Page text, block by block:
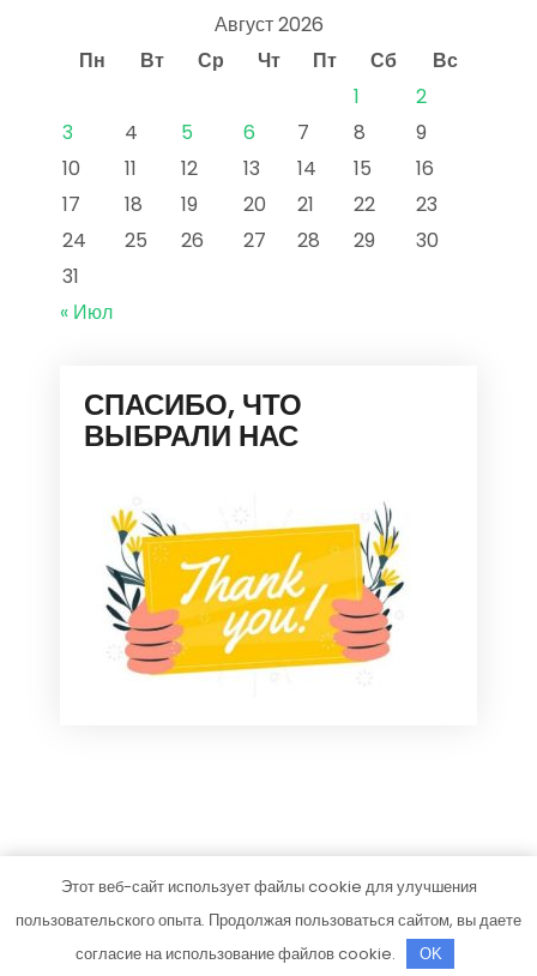
Август 2026
Пн
Вт Ср Чт Пт Сб
Вс
1
2
3
4 5 6 7 8
9
10
11 12 13 14 15
16
17
18 19 20 21 22
23
24
25 26 27 28 29
30
31
« Июл
СПАСИБО, ЧТО
ВЫБРАЛИ НАС
mjdom.ru
Тема от Grace Themes
Этот веб-сайт использует файлы cookie для улучшения
пользовательского опыта. Продолжая пользоваться сайтом, вы даете
согласие на использование файлов cookie.
OK